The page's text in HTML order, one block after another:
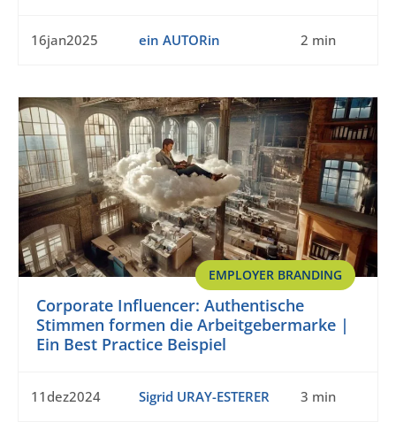
16jan2025 ein AUTORin 2 min
EMPLOYER BRANDING
Corporate Influencer: Authentische
Stimmen formen die Arbeitgebermarke |
Ein Best Practice Beispiel
11dez2024 Sigrid URAY-ESTERER 3 min